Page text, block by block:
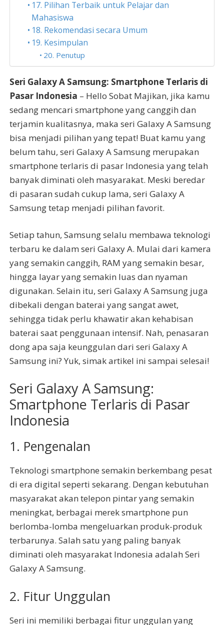
17. Pilihan Terbaik untuk Pelajar dan
Mahasiswa
18. Rekomendasi secara Umum
19. Kesimpulan
20. Penutup
Seri Galaxy A Samsung: Smartphone Terlaris di
Pasar Indonesia – Hello Sobat Majikan, jika kamu
sedang mencari smartphone yang canggih dan
terjamin kualitasnya, maka seri Galaxy A Samsung
bisa menjadi pilihan yang tepat! Buat kamu yang
belum tahu, seri Galaxy A Samsung merupakan
smartphone terlaris di pasar Indonesia yang telah
banyak diminati oleh masyarakat. Meski beredar
di pasaran sudah cukup lama, seri Galaxy A
Samsung tetap menjadi pilihan favorit.
Setiap tahun, Samsung selalu membawa teknologi
terbaru ke dalam seri Galaxy A. Mulai dari kamera
yang semakin canggih, RAM yang semakin besar,
hingga layar yang semakin luas dan nyaman
digunakan. Selain itu, seri Galaxy A Samsung juga
dibekali dengan baterai yang sangat awet,
sehingga tidak perlu khawatir akan kehabisan
baterai saat penggunaan intensif. Nah, penasaran
dong apa saja keunggulan dari seri Galaxy A
Samsung ini? Yuk, simak artikel ini sampai selesai!
Seri Galaxy A Samsung:
Smartphone Terlaris di Pasar
Indonesia
1. Pengenalan
Teknologi smartphone semakin berkembang pesat
di era digital seperti sekarang. Dengan kebutuhan
masyarakat akan telepon pintar yang semakin
meningkat, berbagai merek smartphone pun
berlomba-lomba mengeluarkan produk-produk
terbarunya. Salah satu yang paling banyak
diminati oleh masyarakat Indonesia adalah Seri
Galaxy A Samsung.
2. Fitur Unggulan
Seri ini memiliki berbagai fitur unggulan yang